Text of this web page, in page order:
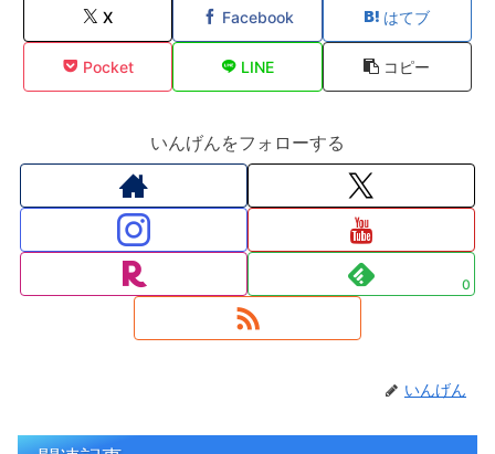
X Facebook はてブ
Pocket LINE コピー
いんげんをフォローする
0
いんげん